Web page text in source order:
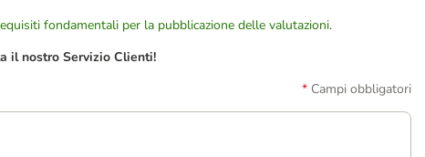
fondamentali per la pubblicazione delle valutazioni.
il nostro Servizio Clienti!
Campi obbligatori